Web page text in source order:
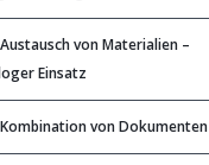
von Materialien –
Einsatz
von Dokumenten